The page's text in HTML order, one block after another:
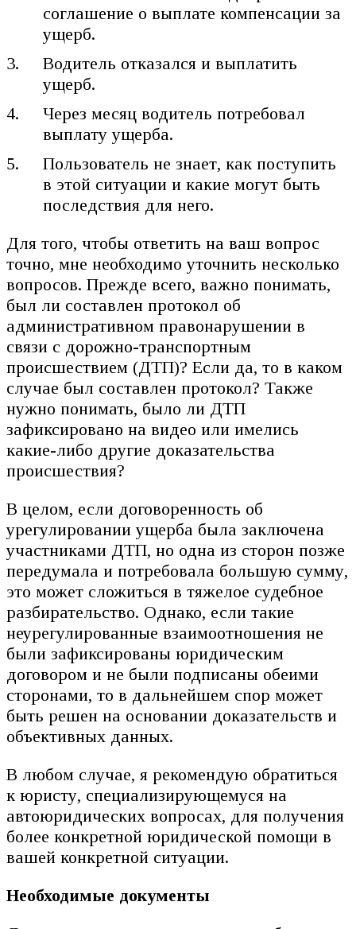
соглашение о выплате компенсации за
ущерб.
Водитель отказался и выплатить
ущерб.
Через месяц водитель потребовал
выплату ущерба.
Пользователь не знает, как поступить
в этой ситуации и какие могут быть
последствия для него.
Для того, чтобы ответить на ваш вопрос
точно, мне необходимо уточнить несколько
вопросов. Прежде всего, важно понимать,
был ли составлен протокол об
административном правонарушении в
связи с дорожно-транспортным
происшествием (ДТП)? Если да, то в каком
случае был составлен протокол? Также
нужно понимать, было ли ДТП
зафиксировано на видео или имелись
какие-либо другие доказательства
происшествия?
В целом, если договоренность об
урегулировании ущерба была заключена
участниками ДТП, но одна из сторон позже
передумала и потребовала большую сумму,
это может сложиться в тяжелое судебное
разбирательство. Однако, если такие
неурегулированные взаимоотношения не
были зафиксированы юридическим
договором и не были подписаны обеими
сторонами, то в дальнейшем спор может
быть решен на основании доказательств и
объективных данных.
В любом случае, я рекомендую обратиться
к юристу, специализирующемуся на
автоюридических вопросах, для получения
более конкретной юридической помощи в
вашей конкретной ситуации.
Необходимые документы